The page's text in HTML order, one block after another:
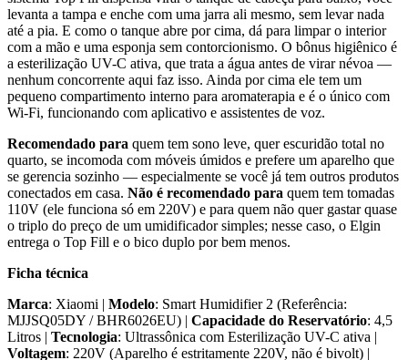
levanta a tampa e enche com uma jarra ali mesmo, sem levar nada
até a pia. E como o tanque abre por cima, dá para limpar o interior
com a mão e uma esponja sem contorcionismo. O bônus higiênico é
a esterilização UV-C ativa, que trata a água antes de virar névoa —
nenhum concorrente aqui faz isso. Ainda por cima ele tem um
pequeno compartimento interno para aromaterapia e é o único com
Wi-Fi, funcionando com aplicativo e assistentes de voz.
Recomendado para quem tem sono leve, quer escuridão total no
quarto, se incomoda com móveis úmidos e prefere um aparelho que
se gerencia sozinho — especialmente se você já tem outros produtos
conectados em casa. Não é recomendado para quem tem tomadas
110V (ele funciona só em 220V) e para quem não quer gastar quase
o triplo do preço de um umidificador simples; nesse caso, o Elgin
entrega o Top Fill e o bico duplo por bem menos.
Ficha técnica
Marca: Xiaomi | Modelo: Smart Humidifier 2 (Referência:
MJJSQ05DY / BHR6026EU) | Capacidade do Reservatório: 4,5
Litros | Tecnologia: Ultrassônica com Esterilização UV-C ativa |
Voltagem: 220V (Aparelho é estritamente 220V, não é bivolt) |